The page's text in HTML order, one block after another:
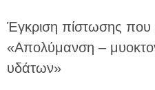
Έγκριση πίστωσης
«Απολύμανση –
υδάτων»